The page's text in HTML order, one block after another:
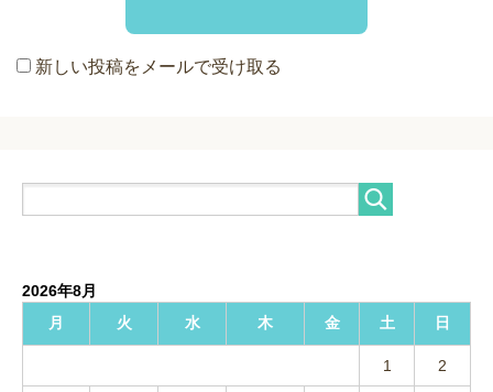
新しい投稿をメールで受け取る
2026年8月
月
火 水 木 金 土 日
1 2